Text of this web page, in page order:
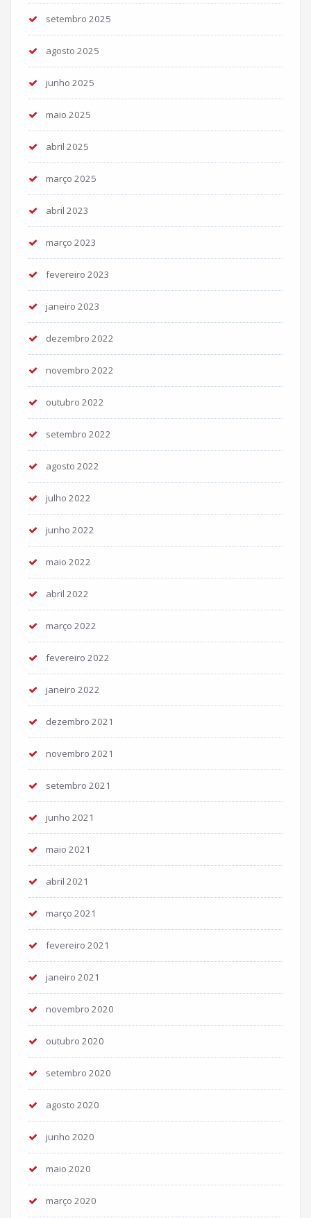
setembro 2025
agosto 2025
junho 2025
maio 2025
abril 2025
março 2025
abril 2023
março 2023
fevereiro 2023
janeiro 2023
dezembro 2022
novembro 2022
outubro 2022
setembro 2022
agosto 2022
julho 2022
junho 2022
maio 2022
abril 2022
março 2022
fevereiro 2022
janeiro 2022
dezembro 2021
novembro 2021
setembro 2021
junho 2021
maio 2021
abril 2021
março 2021
fevereiro 2021
janeiro 2021
novembro 2020
outubro 2020
setembro 2020
agosto 2020
junho 2020
maio 2020
março 2020